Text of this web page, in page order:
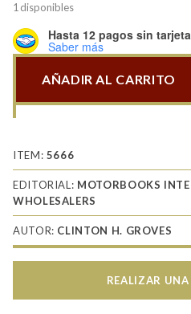
1 disponibles
Hasta 12 pagos sin tarjeta
Saber más
The
Great
Jetliners,
1950s
to
Today
AÑADIR AL CARRITO
ITEM: 5666
EDITORIAL: MOTORBOOKS
WHOLESALERS
AUTOR: CLINTON H. GROVES
REALIZAR